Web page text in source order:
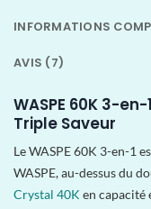
INFORMATIONS
AVIS (7)
WASPE 60K 3-
Triple Saveur
Le WASPE 60K 3-en-1
WASPE, au-dessus du
Crystal 40K en capacité